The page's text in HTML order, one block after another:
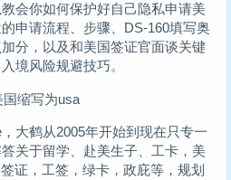
会你如何保护好自己隐私申请美
申请流程、步骤、DS-160填写奥
分，以及和美国签证官面谈关键
境风险规避技巧。
国缩写为usa
大鹤从2005年开始到现在只专一
关于留学、赴美生子、工卡，美
证，工签，绿卡，政庇等，规划